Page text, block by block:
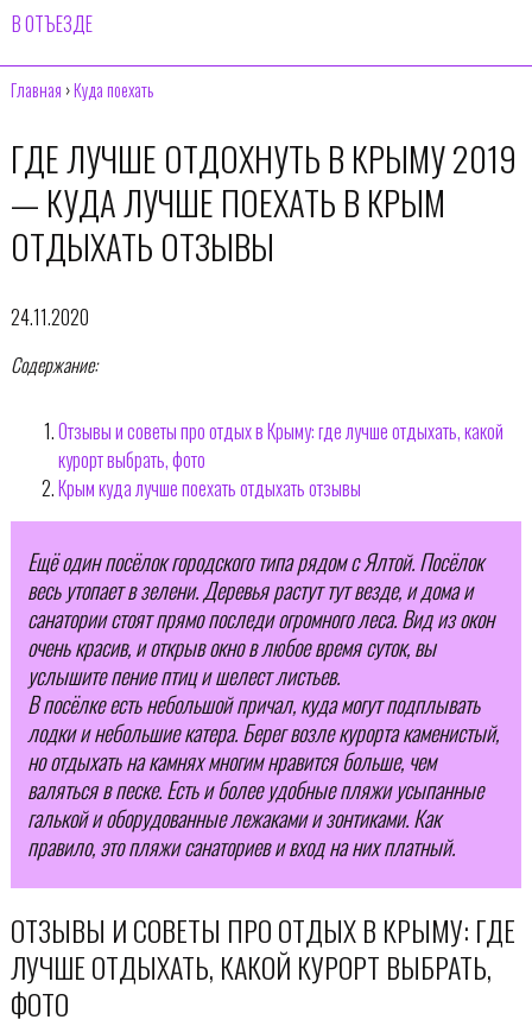
В ОТЪЕЗДЕ
Главная ›Куда поехать
ГДЕ ЛУЧШЕ ОТДОХНУТЬ В КРЫМУ 2019
— КУДА ЛУЧШЕ ПОЕХАТЬ В КРЫМ
ОТДЫХАТЬ ОТЗЫВЫ
24.11.2020
Содержание:
Отзывы и советы про отдых в Крыму: где лучше отдыхать, какой
курорт выбрать, фото
Крым куда лучше поехать отдыхать отзывы
Ещё один посёлок городского типа рядом с Ялтой. Посёлок
весь утопает в зелени. Деревья растут тут везде, и дома и
санатории стоят прямо последи огромного леса. Вид из окон
очень красив, и открыв окно в любое время суток, вы
услышите пение птиц и шелест листьев.
В посёлке есть небольшой причал, куда могут подплывать
лодки и небольшие катера. Берег возле курорта каменистый,
но отдыхать на камнях многим нравится больше, чем
валяться в песке. Есть и более удобные пляжи усыпанные
галькой и оборудованные лежаками и зонтиками. Как
правило, это пляжи санаториев и вход на них платный.
ОТЗЫВЫ И СОВЕТЫ ПРО ОТДЫХ В КРЫМУ: ГДЕ
ЛУЧШЕ ОТДЫХАТЬ, КАКОЙ КУРОРТ ВЫБРАТЬ,
ФОТО